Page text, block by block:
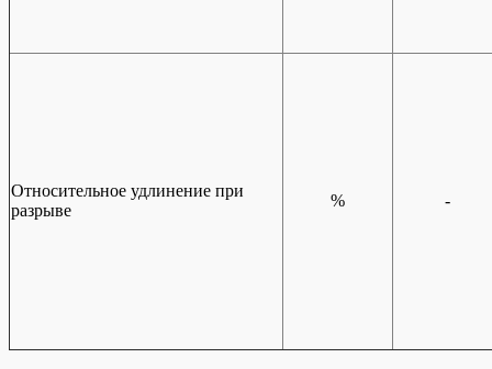
Относительное удлинение при
разрыве
% -